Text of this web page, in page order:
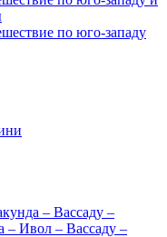
по юго-западу
– Вассаду –
– Ивол – Вассаду –